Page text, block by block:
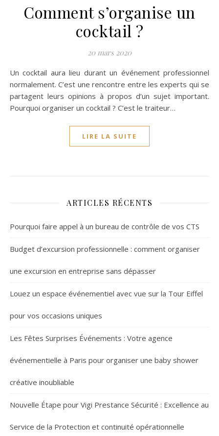
Comment s’organise un
cocktail ?
20 mars 2020
Un cocktail aura lieu durant un événement professionnel
normalement. C’est une rencontre entre les experts qui se
partagent leurs opinions à propos d’un sujet important.
Pourquoi organiser un cocktail ? C’est le traiteur…
LIRE LA SUITE
ARTICLES RÉCENTS
Pourquoi faire appel à un bureau de contrôle de vos CTS
Budget d’excursion professionnelle : comment organiser
une excursion en entreprise sans dépasser
Louez un espace événementiel avec vue sur la Tour Eiffel
pour vos occasions uniques
Les Fêtes Surprises Événements : Votre agence
événementielle à Paris pour organiser une baby shower
créative inoubliable
Nouvelle Étape pour Vigi Prestance Sécurité : Excellence au
Service de la Protection et continuité opérationnelle